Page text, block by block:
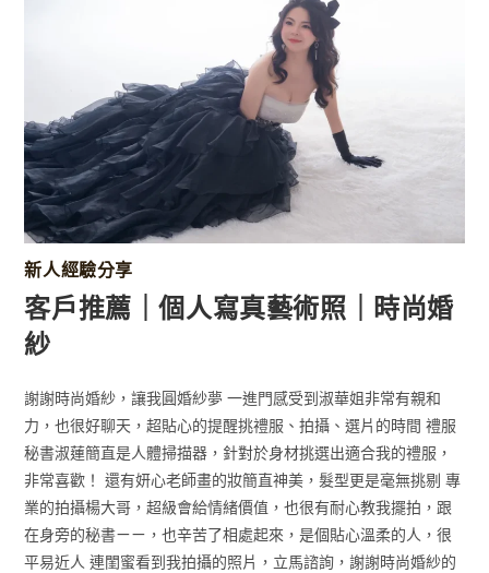
新人經驗分享
客戶推薦｜個人寫真藝術照｜時尚婚
紗
謝謝時尚婚紗，讓我圓婚紗夢 一進門感受到淑華姐非常有親和
力，也很好聊天，超貼心的提醒挑禮服、拍攝、選片的時間 禮服
秘書淑蓮簡直是人體掃描器，針對於身材挑選出適合我的禮服，
非常喜歡！ 還有妍心老師畫的妝簡直神美，髮型更是毫無挑剔 專
業的拍攝楊大哥，超級會給情緒價值，也很有耐心教我擺拍，跟
在身旁的秘書ㄧㄧ，也辛苦了相處起來，是個貼心溫柔的人，很
平易近人 連閨蜜看到我拍攝的照片，立馬諮詢，謝謝時尚婚紗的